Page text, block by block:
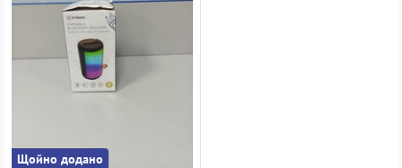
Щойно додано